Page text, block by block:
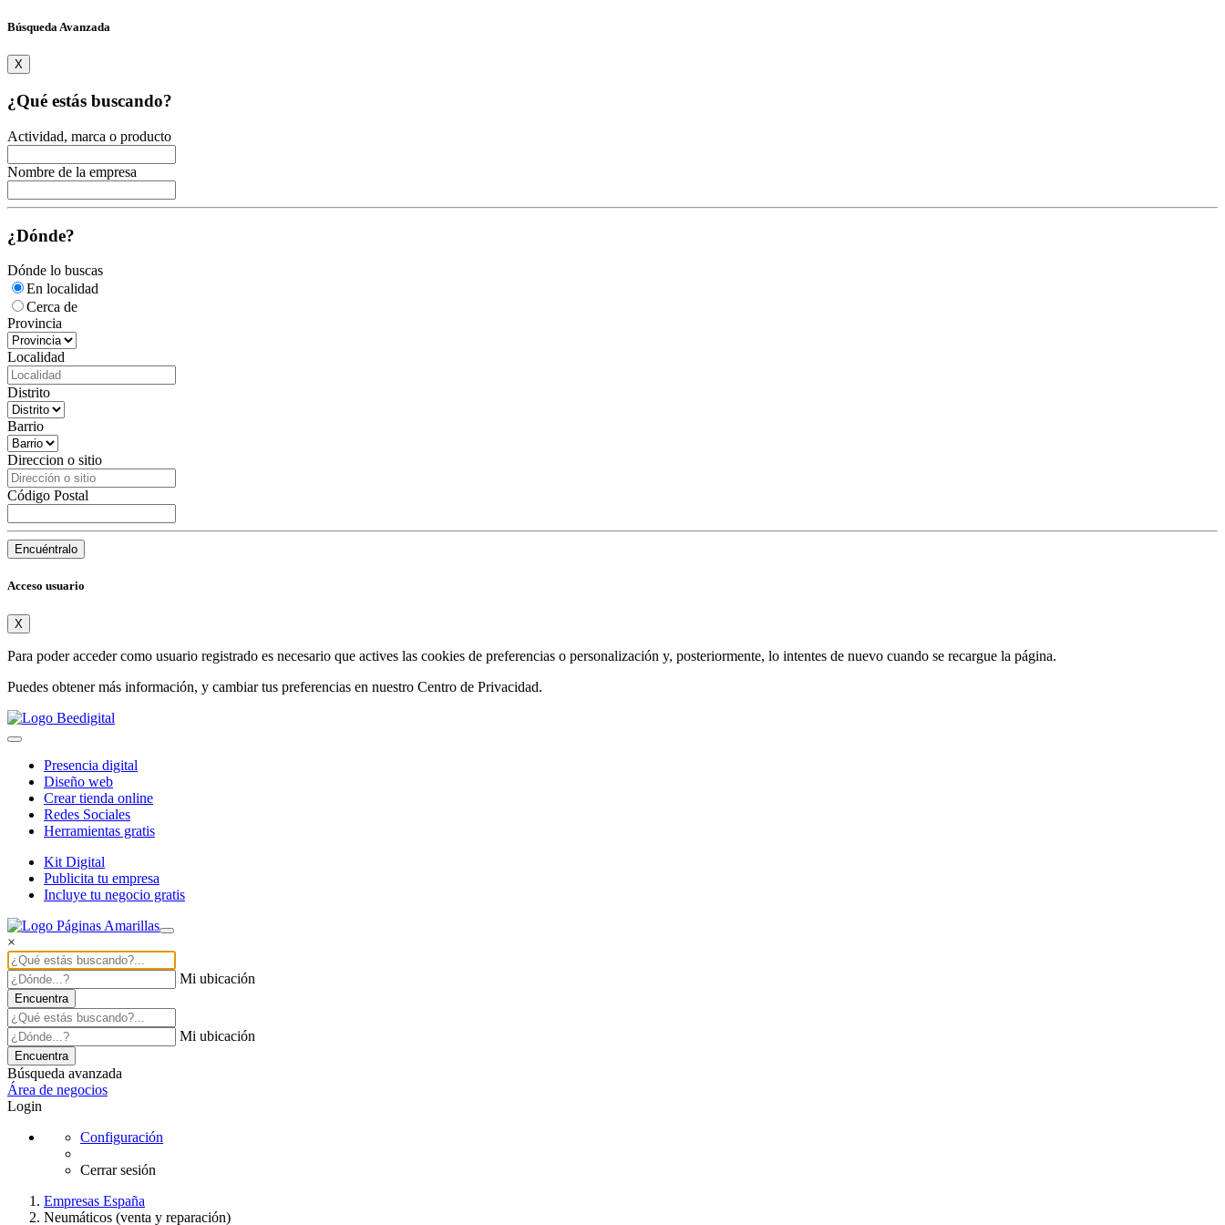
Búsqueda Avanzada
X
¿Qué estás buscando?
Actividad, marca o producto
Nombre de la empresa
¿Dónde?
Dónde lo buscas
En localidad
Cerca de
Provincia
Localidad
Distrito
Barrio
Direccion o sitio
Código Postal
Encuéntralo
Acceso usuario
X
Para poder acceder como usuario registrado es necesario que actives las cookies de preferencias o personalización y, posteriormente, lo intentes de nuevo cuando se recargue la página.
Puedes obtener más información, y cambiar tus preferencias en nuestro Centro de Privacidad.
Presencia digital
Diseño web
Crear tienda online
Redes Sociales
Herramientas gratis
Kit Digital
Publicita tu empresa
Incluye tu negocio gratis
×
Mi ubicación
Encuentra
Mi ubicación
Encuentra
Búsqueda avanzada
Área de negocios
Login
Configuración
Cerrar sesión
Empresas España
Neumáticos (venta y reparación)